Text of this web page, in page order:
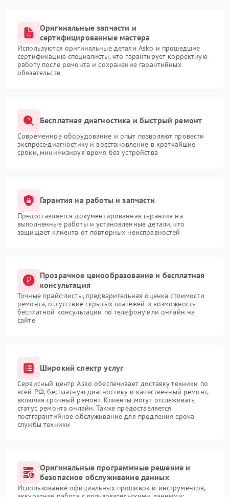
Оригинальные запчасти и
сертифицированные мастера
Используются оригинальные детали Asko и прошедшие
сертификацию специалисты, что гарантирует корректную
работу после ремонта и сохранение гарантийных
обязательств
Бесплатная диагностика и быстрый ремонт
Современное оборудование и опыт позволяют провести
экспресс-диагностику и восстановление в кратчайшие
сроки, минимизируя время без устройства
Гарантия на работы и запчасти
Предоставляется документированная гарантия на
выполненные работы и установленные детали, что
защищает клиента от повторных неисправностей
Прозрачное ценообразование и бесплатная
консультация
Точные прайс-листы, предварительная оценка стоимости
ремонта, отсутствие скрытых платежей и возможность
бесплатной консультации по телефону или онлайн на
сайте
Широкий спектр услуг
Сервисный центр Asko обеспечивает доставку техники по
всей РФ, бесплатную диагностику и качественный ремонт,
включая срочный ремонт. Клиенты могут отслеживать
статус ремонта онлайн. Также предоставляется
постгарантийное обслуживание для продления срока
службы техники
Оригинальные программные решение и
безопасное обслуживание данных
Использование официальных прошивок и инструментов,